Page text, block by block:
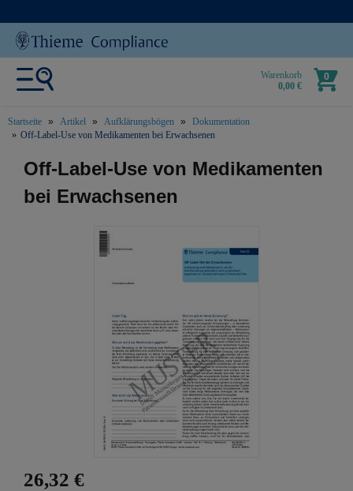
Warenkorb
0,00 €
0
Startseite Artikel Aufklärungsbögen
Dokumentation
Off-Label-Use von Medikamenten bei Erwachsenen
text.skipToContent
text.skipToNavigation
Off-Label-Use von Medikamenten
bei Erwachsenen
26,32 €